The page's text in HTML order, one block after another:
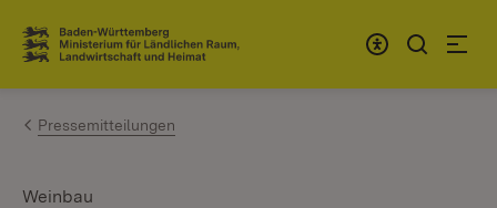
Zum Inhalt springen
Link zur Startseite
Pressemitteilungen
Weinbau